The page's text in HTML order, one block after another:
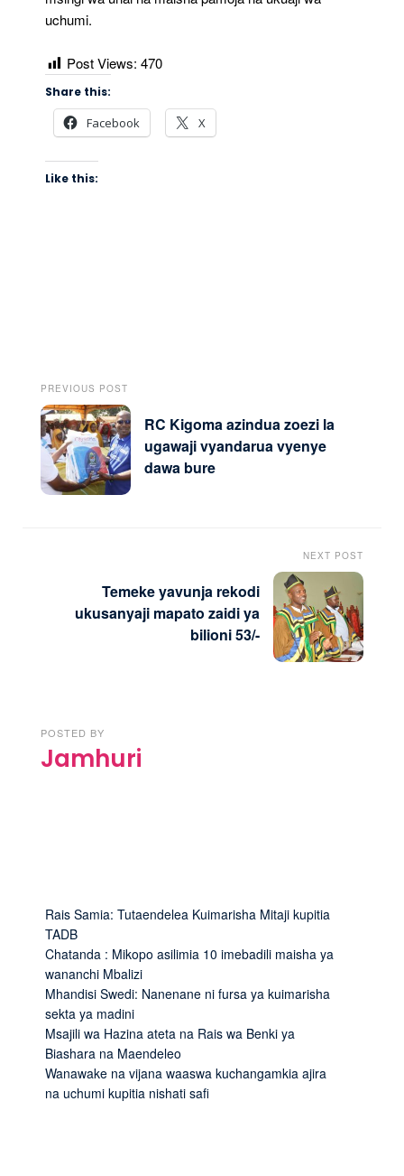
uchumi.
Post Views: 470
Share this:
Facebook X
Like this:
PREVIOUS POST
RC Kigoma azindua zoezi la
ugawaji vyandarua vyenye
dawa bure
NEXT POST
Temeke yavunja rekodi
ukusanyaji mapato zaidi ya
bilioni 53/-
POSTED BY
Jamhuri
Rais Samia: Tutaendelea Kuimarisha Mitaji kupitia
TADB
Chatanda : Mikopo asilimia 10 imebadili maisha ya
wananchi Mbalizi
Mhandisi Swedi: Nanenane ni fursa ya kuimarisha
sekta ya madini
Msajili wa Hazina ateta na Rais wa Benki ya
Biashara na Maendeleo
Wanawake na vijana waaswa kuchangamkia ajira
na uchumi kupitia nishati safi